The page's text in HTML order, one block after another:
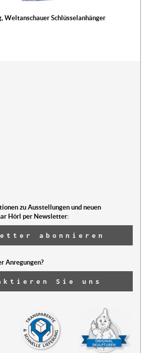
Weltanschauer Schlüsselanhänger
zu Ausstellungen und neuen
Hörl per Newsletter:
abonnieren
Anregungen?
Sie uns